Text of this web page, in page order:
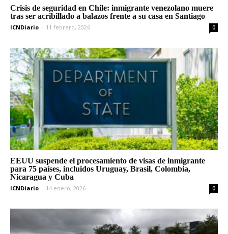
Crisis de seguridad en Chile: inmigrante venezolano muere
tras ser acribillado a balazos frente a su casa en Santiago
ICNDiario - 11 febrero, 2026 0
EEUU suspende el procesamiento de visas de inmigrante
para 75 países, incluidos Uruguay, Brasil, Colombia,
Nicaragua y Cuba
ICNDiario - 14 enero, 2026 0